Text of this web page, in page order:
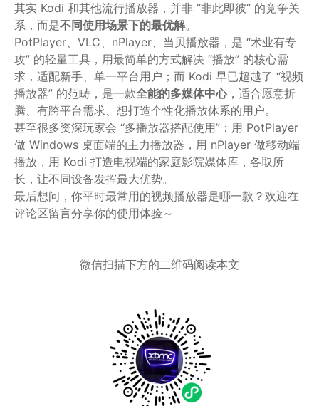
其实 Kodi 和其他流行播放器，并非 “非此即彼” 的竞争关
系，而是不同使用场景下的最优解。
PotPlayer、VLC、nPlayer、当贝播放器，是 “术业有专
攻” 的轻量工具，用最简单的方式解决 “播放” 的核心需
求，适配新手、单一平台用户；而 Kodi 早已超越了 “视频
播放器” 的范畴，是一款全能的多媒体中心，适合愿意折
腾、有跨平台需求、想打造个性化播放体系的用户。
甚至很多资深玩家会 “多播放器搭配使用”：用 PotPlayer
做 Windows 桌面端的主力播放器，用 nPlayer 做移动端
播放，用 Kodi 打造电视端的家庭影院媒体库，各取所
长，让不同设备发挥最大优势。
最后想问，你平时最常用的视频播放器是哪一款？欢迎在
评论区留言分享你的使用体验～
微信扫描下方的二维码阅读本文